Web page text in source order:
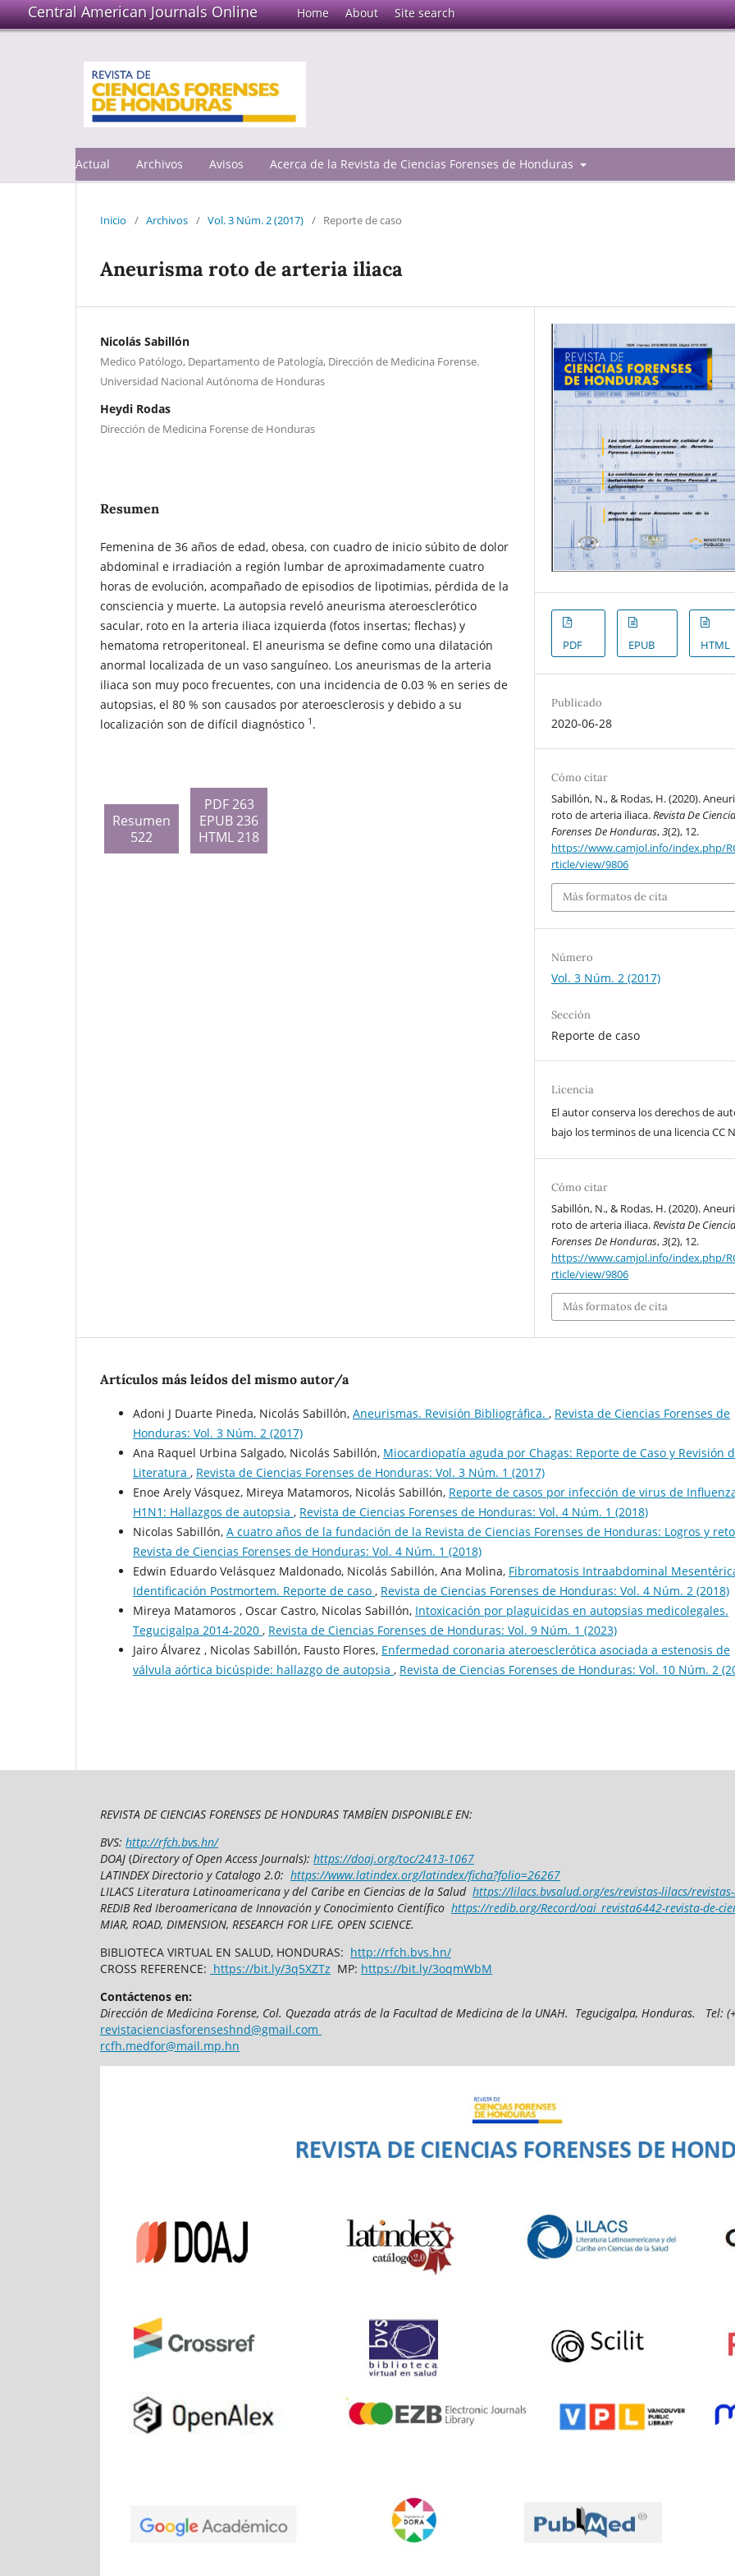
Central American Journals Online Home About Site search
Actual Archivos Avisos Acerca de la Revista de Ciencias Forenses de Honduras
Inicio / Archivos / Vol. 3 Núm. 2 (2017) / Reporte de caso
Aneurisma roto de arteria iliaca
Nicolás Sabillón
Medico Patólogo, Departamento de Patología, Dirección de Medicina Forense.
Universidad Nacional Autónoma de Honduras
Heydi Rodas
Dirección de Medicina Forense de Honduras
Resumen
Femenina de 36 años de edad, obesa, con cuadro de inicio súbito de dolor
abdominal e irradiación a región lumbar de aproximadamente cuatro
horas de evolución, acompañado de episodios de lipotimias, pérdida de la
consciencia y muerte. La autopsia reveló aneurisma ateroesclerótico
sacular, roto en la arteria iliaca izquierda (fotos insertas; flechas) y
hematoma retroperitoneal. El aneurisma se define como una dilatación
anormal localizada de un vaso sanguíneo. Los aneurismas de la arteria
iliaca son muy poco frecuentes, con una incidencia de 0.03 % en series de
autopsias, el 80 % son causados por ateroesclerosis y debido a su
localización son de difícil diagnóstico 1 .
Resumen
522
PDF 263
EPUB 236
HTML 218
PDF EPUB HTML
Publicado
2020-06-28
Cómo citar
Sabillón, N., & Rodas, H. (2020).
roto de arteria iliaca.Revista De
Forenses De Honduras,3(2), 12.
https://www.camjol.info/index.php/
rticle/view/9806
Más formatos de cita
Número
Vol. 3 Núm. 2 (2017)
Sección
Reporte de caso
Licencia
El autor conserva los derechos de
bajo los terminos de una licencia CC
Cómo citar
Sabillón, N., & Rodas, H. (2020).
roto de arteria iliaca.Revista De
Forenses De Honduras,3(2), 12.
https://www.camjol.info/index.php/
rticle/view/9806
Más formatos de cita
Artículos más leídos del mismo autor/a
Adoni J Duarte Pineda, Nicolás Sabillón, Aneurismas. Revisión Bibliográfica. , Revista de Ciencias Forenses de
Honduras: Vol. 3 Núm. 2 (2017)
Ana Raquel Urbina Salgado, Nicolás Sabillón, Miocardiopatía aguda por Chagas: Reporte de Caso y Revisión
Literatura , Revista de Ciencias Forenses de Honduras: Vol. 3 Núm. 1 (2017)
Enoe Arely Vásquez, Mireya Matamoros, Nicolás Sabillón, Reporte de casos por infección de virus de
H1N1: Hallazgos de autopsia , Revista de Ciencias Forenses de Honduras: Vol. 4 Núm. 1 (2018)
Nicolas Sabillón, A cuatro años de la fundación de la Revista de Ciencias Forenses de Honduras: Logros y
Revista de Ciencias Forenses de Honduras: Vol. 4 Núm. 1 (2018)
Edwin Eduardo Velásquez Maldonado, Nicolás Sabillón, Ana Molina, Fibromatosis Intraabdominal
Identificación Postmortem. Reporte de caso , Revista de Ciencias Forenses de Honduras: Vol. 4 Núm. 2 (2018)
Mireya Matamoros , Oscar Castro, Nicolas Sabillón, Intoxicación por plaguicidas en autopsias medicolegales.
Tegucigalpa 2014-2020 , Revista de Ciencias Forenses de Honduras: Vol. 9 Núm. 1 (2023)
Jairo Álvarez , Nicolas Sabillón, Fausto Flores, Enfermedad coronaria ateroesclerótica asociada a estenosis de
válvula aórtica bicúspide: hallazgo de autopsia , Revista de Ciencias Forenses de Honduras: Vol. 10 Núm. 2
REVISTA DE CIENCIAS FORENSES DE HONDURAS TAMBÍEN DISPONIBLE EN:
BVS: http://rfch.bvs.hn/
DOAJ (Directory of Open Access Journals): https://doaj.org/toc/2413-1067
LATINDEX Directorio y Catalogo 2.0: https://www.latindex.org/latindex/ficha?folio=26267
LILACS Literatura Latinoamericana y del Caribe en Ciencias de la Salud https://lilacs.bvsalud.org/es/revistas-lilacs/
REDIB Red Iberoamericana de Innovación y Conocimiento Científico https://redib.org/Record/oai_revista6442-revista-de-
MIAR, ROAD, DIMENSION, RESEARCH FOR LIFE, OPEN SCIENCE.
BIBLIOTECA VIRTUAL EN SALUD, HONDURAS: http://rfch.bvs.hn/
CROSS REFERENCE: https://bit.ly/3q5XZTz MP: https://bit.ly/3oqmWbM
Contáctenos en:
Dirección de Medicina Forense, Col. Quezada atrás de la Facultad de Medicina de la UNAH. Tegucigalpa, Honduras. Tel:
revistacienciasforenseshnd@gmail.com
rcfh.medfor@mail.mp.hn